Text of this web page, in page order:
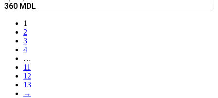
360
1
2
3
4
…
11
12
13
→